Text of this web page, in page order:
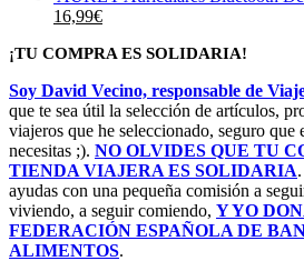
El
original
17,47€.
16,99€El
actual
16,99€.
¡TU COMPRA ES SOLIDARIA!
Soy David Vecino, responsable de
que te sea útil la selección de artículos,
viajeros que he seleccionado, seguro que
necesitas ;). NO OLVIDES QUE TU
TIENDA VIAJERA ES SOLIDARIA
ayudas con una pequeña comisión a
viviendo, a seguir comiendo, Y YO
FEDERACIÓN ESPAÑOLA DE
ALIMENTOS.